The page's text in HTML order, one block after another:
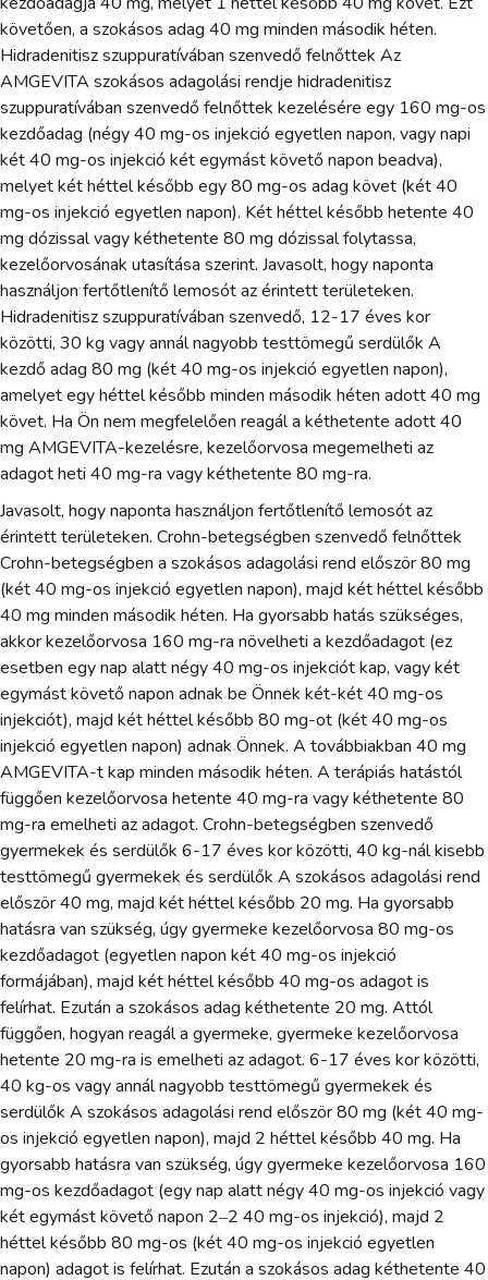
követően, a szokásos adag 40 mg minden második héten.
Hidradenitisz szuppuratívában szenvedő felnőttek Az
AMGEVITA szokásos adagolási rendje hidradenitisz
szuppuratívában szenvedő felnőttek kezelésére egy 160 mg-os
kezdőadag (négy 40 mg-os injekció egyetlen napon, vagy napi
két 40 mg-os injekció két egymást követő napon beadva),
melyet két héttel később egy 80 mg-os adag követ (két 40
mg-os injekció egyetlen napon). Két héttel később hetente 40
mg dózissal vagy kéthetente 80 mg dózissal folytassa,
kezelőorvosának utasítása szerint. Javasolt, hogy naponta
használjon fertőtlenítő lemosót az érintett területeken.
Hidradenitisz szuppuratívában szenvedő, 12-17 éves kor
közötti, 30 kg vagy annál nagyobb testtömegű serdülők A
kezdő adag 80 mg (két 40 mg-os injekció egyetlen napon),
amelyet egy héttel később minden második héten adott 40 mg
követ. Ha Ön nem megfelelően reagál a kéthetente adott 40
mg AMGEVITA-kezelésre, kezelőorvosa megemelheti az
adagot heti 40 mg-ra vagy kéthetente 80 mg-ra.
Javasolt, hogy naponta használjon fertőtlenítő lemosót az
érintett területeken. Crohn-betegségben szenvedő felnőttek
Crohn-betegségben a szokásos adagolási rend először 80 mg
(két 40 mg-os injekció egyetlen napon), majd két héttel később
40 mg minden második héten. Ha gyorsabb hatás szükséges,
akkor kezelőorvosa 160 mg-ra növelheti a kezdőadagot (ez
esetben egy nap alatt négy 40 mg-os injekciót kap, vagy két
egymást követő napon adnak be Önnek két-két 40 mg-os
injekciót), majd két héttel később 80 mg-ot (két 40 mg-os
injekció egyetlen napon) adnak Önnek. A továbbiakban 40 mg
AMGEVITA-t kap minden második héten. A terápiás hatástól
függően kezelőorvosa hetente 40 mg-ra vagy kéthetente 80
mg-ra emelheti az adagot. Crohn-betegségben szenvedő
gyermekek és serdülők 6-17 éves kor közötti, 40 kg-nál kisebb
testtömegű gyermekek és serdülők A szokásos adagolási rend
először 40 mg, majd két héttel később 20 mg. Ha gyorsabb
hatásra van szükség, úgy gyermeke kezelőorvosa 80 mg-os
kezdőadagot (egyetlen napon két 40 mg-os injekció
formájában), majd két héttel később 40 mg-os adagot is
felírhat. Ezután a szokásos adag kéthetente 20 mg. Attól
függően, hogyan reagál a gyermeke, gyermeke kezelőorvosa
hetente 20 mg-ra is emelheti az adagot. 6-17 éves kor közötti,
40 kg-os vagy annál nagyobb testtömegű gyermekek és
serdülők A szokásos adagolási rend először 80 mg (két 40 mg-
os injekció egyetlen napon), majd 2 héttel később 40 mg. Ha
gyorsabb hatásra van szükség, úgy gyermeke kezelőorvosa 160
mg-os kezdőadagot (egy nap alatt négy 40 mg-os injekció vagy
két egymást követő napon 2‒2 40 mg-os injekció), majd 2
héttel később 80 mg-os (két 40 mg-os injekció egyetlen
napon) adagot is felírhat. Ezután a szokásos adag kéthetente 40